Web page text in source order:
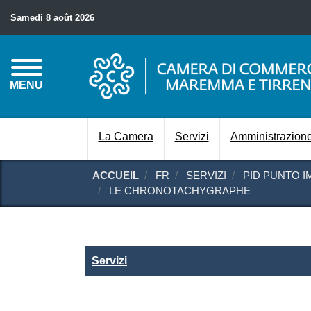
Samedi 8 août 2026
MENU
La Camera Servizi
ACCUEIL FR SERVIZI PID PUNTO
LE CHRONOTACHYGRAPHE
Servizi
Servizi